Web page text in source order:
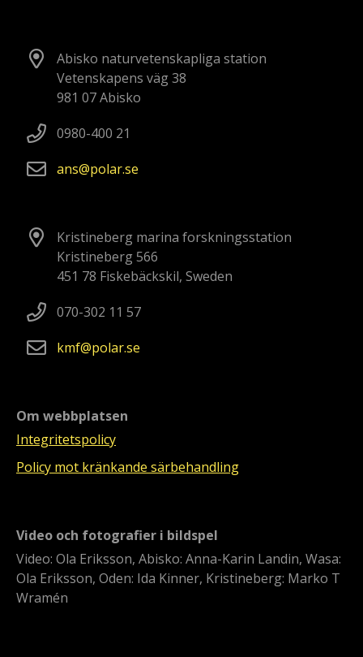
Abisko naturvetenskapliga station
Vetenskapens väg 38
981 07 Abisko
0980-400 21
ans
polarse
Kristineberg marina forskningsstation
Kristineberg 566
451 78 Fiskebäckskil, Sweden
070-302 11 57
kmf
polarse
Om webbplatsen
Integritetspolicy
Policy mot kränkande särbehandling
Video och fotografier i bildspel
Video: Ola Eriksson, Abisko: Anna-Karin Landin, Wasa:
Ola Eriksson, Oden: Ida Kinner, Kristineberg: Marko T
Wramén